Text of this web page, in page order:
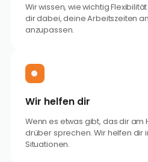
Wir wissen, wie wichtig
dir dabei, deine Arbeitszeiten
anzupassen.
Wir helfen dir
Wenn es etwas gibt, das dir am
drüber sprechen. Wir helfen dir
Situationen.